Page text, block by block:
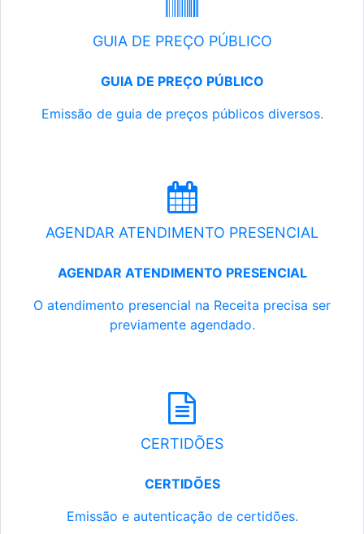
GUIA DE PREÇO PÚBLICO
GUIA DE PREÇO PÚBLICO
Emissão de guia de preços públicos diversos.
AGENDAR ATENDIMENTO PRESENCIAL
AGENDAR ATENDIMENTO PRESENCIAL
O atendimento presencial na Receita precisa ser
previamente agendado.
CERTIDÕES
CERTIDÕES
Emissão e autenticação de certidões.